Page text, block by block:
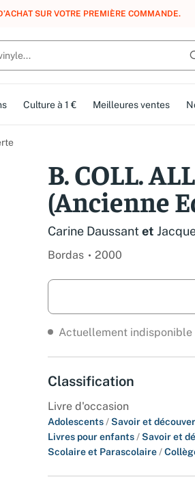
:REJOIGNEZ GRATUITEMENT LE CLUB
Culture à 1 € Meilleures ventes
B. COLL.
(Ancienne
Carine Daussant et
Bordas 2000
Actuellement indisponible
Classification
Livre d'occasion
Adolescents /Savoir et
Livres pour enfants /Savoir et
Scolaire et Parascolaire /